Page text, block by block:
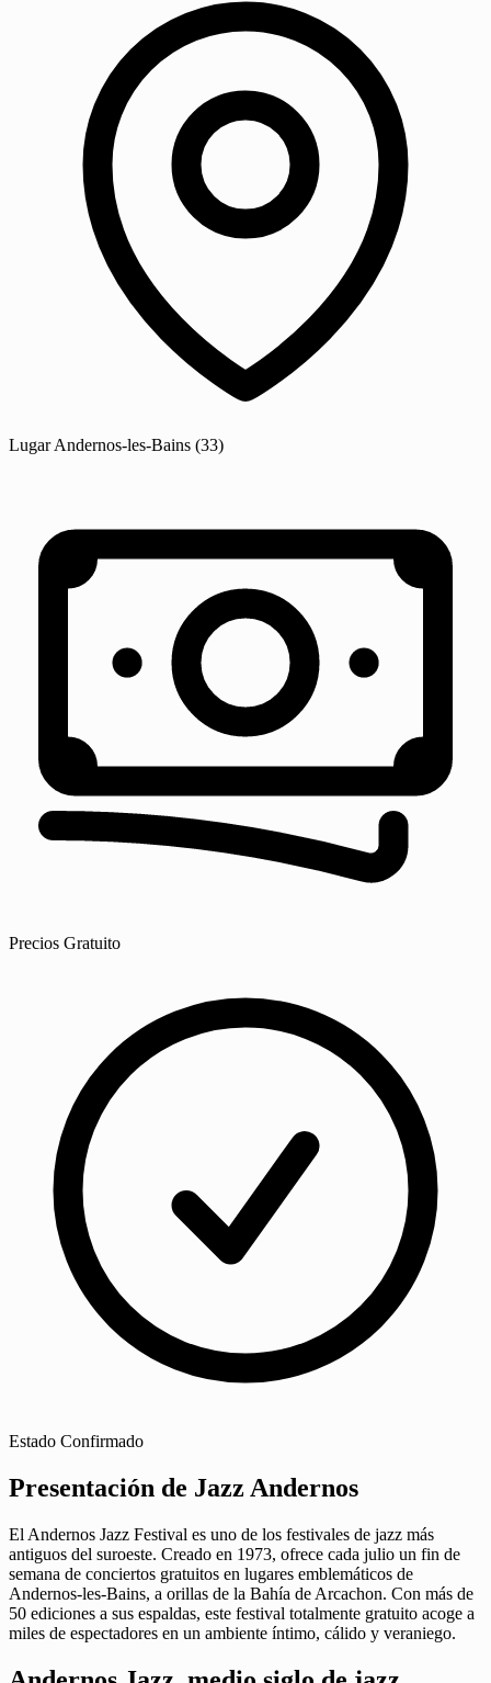
Lugar Andernos-les-Bains (33)
Precios Gratuito
Estado Confirmado
Presentación de Jazz Andernos
El Andernos Jazz Festival es uno de los festivales de jazz más
antiguos del suroeste. Creado en 1973, ofrece cada julio un fin de
semana de conciertos gratuitos en lugares emblemáticos de
Andernos-les-Bains, a orillas de la Bahía de Arcachon. Con más de
50 ediciones a sus espaldas, este festival totalmente gratuito acoge a
miles de espectadores en un ambiente íntimo, cálido y veraniego.